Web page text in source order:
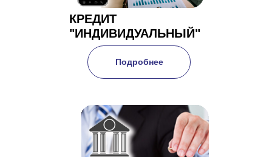
Подробнее
КРЕДИТ
"ИНДИВИДУАЛЬНЫЙ"